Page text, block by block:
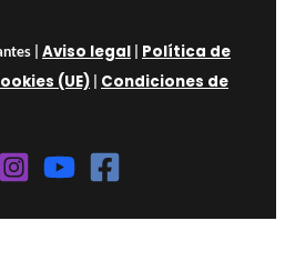
| Aviso legal | Política de
(UE) | Condiciones de